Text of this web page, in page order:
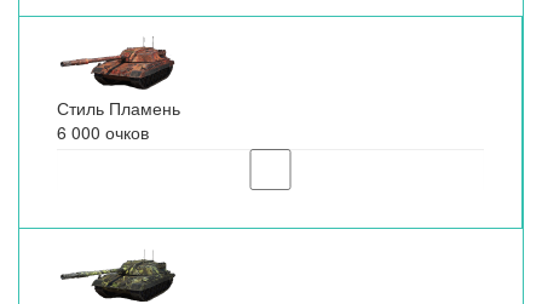
Стиль Пламень
6 000 очков